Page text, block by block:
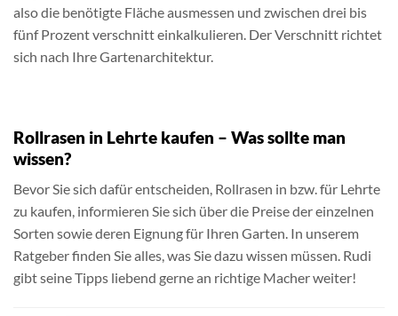
also die benötigte Fläche ausmessen und zwischen drei bis
fünf Prozent verschnitt einkalkulieren. Der Verschnitt richtet
sich nach Ihre Gartenarchitektur.
Rollrasen in Lehrte kaufen – Was sollte man
wissen?
Bevor Sie sich dafür entscheiden, Rollrasen in bzw. für Lehrte
zu kaufen, informieren Sie sich über die Preise der einzelnen
Sorten sowie deren Eignung für Ihren Garten. In unserem
Ratgeber finden Sie alles, was Sie dazu wissen müssen. Rudi
gibt seine Tipps liebend gerne an richtige Macher weiter!